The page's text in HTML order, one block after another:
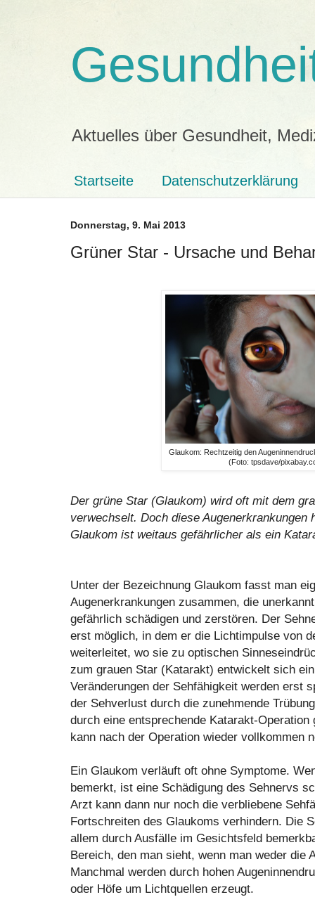
Aktuelles über Gesundheit,
Startseite Datenschutzerklärung
Donnerstag, 9. Mai 2013
Grüner Star - Ursache und
Glaukom: Rechtzeitig den
(Foto: tpsdave/
Der grüne Star (Glaukom) wird oft mit dem
verwechselt. Doch diese Augenerkrankungen
Glaukom ist weitaus gefährlicher als ein
Unter der Bezeichnung Glaukom fasst man
Augenerkrankungen zusammen, die
gefährlich schädigen und zerstören. Der
erst möglich, in dem er die Lichtimpulse von
weiterleitet, wo sie zu optischen
zum grauen Star (Katarakt) entwickelt sich
Veränderungen der Sehfähigkeit werden erst
der Sehverlust durch die zunehmende
durch eine entsprechende Katarakt-
kann nach der Operation wieder vollkommen
Ein Glaukom verläuft oft ohne Symptome.
bemerkt, ist eine Schädigung des Sehnervs
Arzt kann dann nur noch die verbliebene
Fortschreiten des Glaukoms verhindern. Die
allem durch Ausfälle im Gesichtsfeld
Bereich, den man sieht, wenn man weder die
Manchmal werden durch hohen
oder Höfe um Lichtquellen erzeugt.